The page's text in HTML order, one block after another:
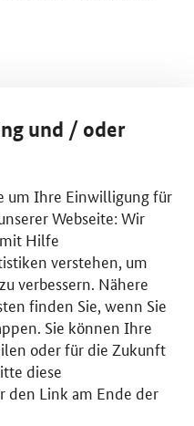
und / oder
um Ihre Einwilligung für
Webseite: Wir
Hilfe
verstehen, um
verbessern. Nähere
finden Sie, wenn Sie
Sie können Ihre
oder für die Zukunft
diese
den Link am Ende der